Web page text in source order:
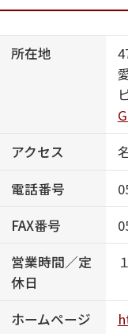
シャーメゾンショッ
らくらく内見
シャーメゾンライフ
自立型サービス付き
お問い合わせ・よく
シャーメゾンライフ
らくらくパートナー
シャーメゾンライフ
所在地
アクセス
電話番号
FAX番号
営業時間／定
休日
ホームページ